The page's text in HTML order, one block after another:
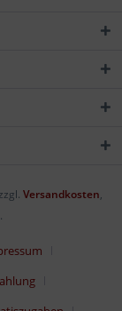
Versandkosten,